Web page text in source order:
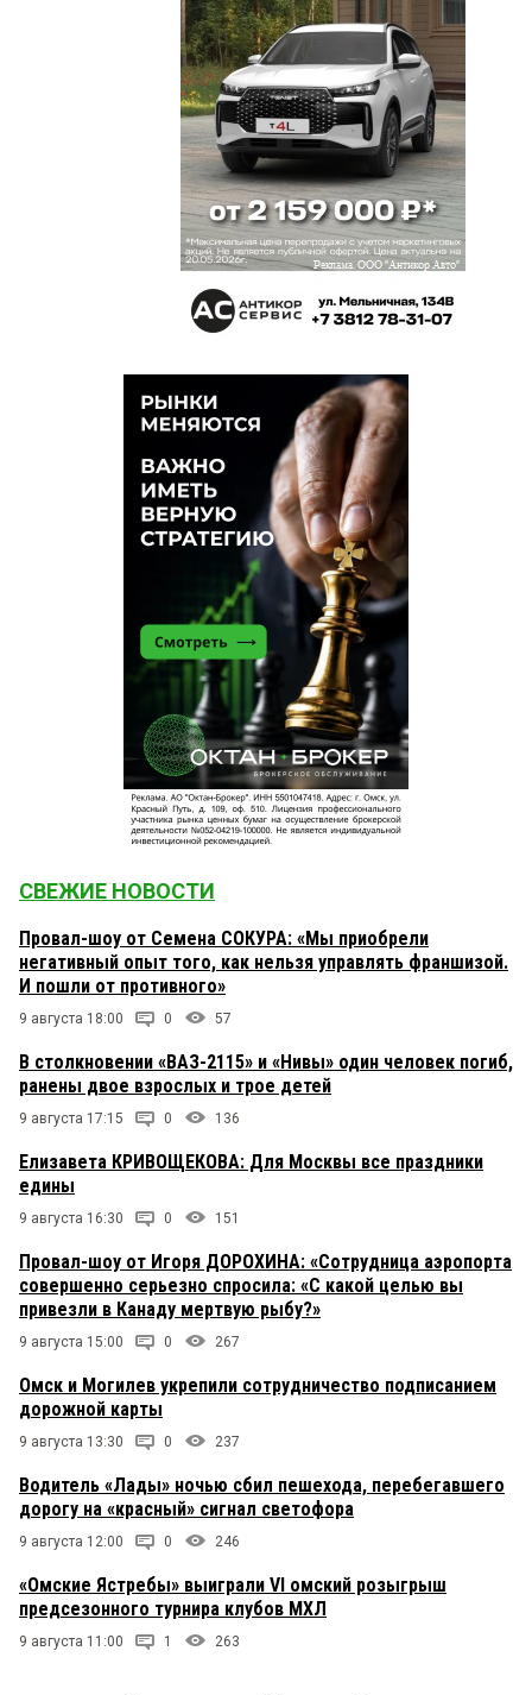
СВЕЖИЕ НОВОСТИ
Провал-шоу от Семена СОКУРА: «Мы приобрели
негативный опыт того, как нельзя управлять франшизой.
И пошли от противного»
9 августа 18:00 0 57
В столкновении «ВАЗ-2115» и «Нивы» один человек погиб,
ранены двое взрослых и трое детей
9 августа 17:15 0 136
Елизавета КРИВОЩЕКОВА: Для Москвы все праздники
едины
9 августа 16:30 0 151
Провал-шоу от Игоря ДОРОХИНА: «Сотрудница аэропорта
совершенно серьезно спросила: «С какой целью вы
привезли в Канаду мертвую рыбу?»
9 августа 15:00 0 267
Омск и Могилев укрепили сотрудничество подписанием
дорожной карты
9 августа 13:30 0 237
Водитель «Лады» ночью сбил пешехода, перебегавшего
дорогу на «красный» сигнал светофора
9 августа 12:00 0 246
«Омские Ястребы» выиграли VI омский розыгрыш
предсезонного турнира клубов МХЛ
9 августа 11:00 1 263